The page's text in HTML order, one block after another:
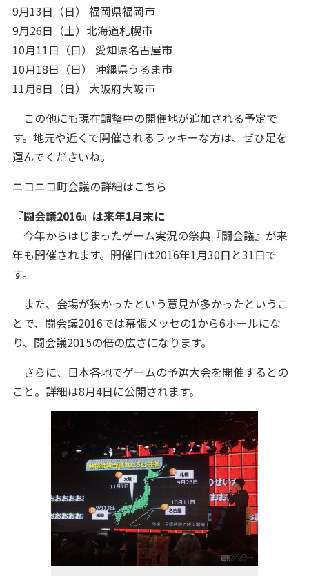
9月13日（日） 福岡県福岡市
9月26日（土）北海道札幌市
10月11日（日） 愛知県名古屋市
10月18日（日） 沖縄県うるま市
11月8日（日） 大阪府大阪市
この他にも現在調整中の開催地が追加される予定で
す。地元や近くで開催されるラッキーな方は、ぜひ足を
運んでくださいね。
ニコニコ町会議の詳細はこちら
『闘会議2016』は来年1月末に
今年からはじまったゲーム実況の祭典『闘会議』が来
年も開催されます。開催日は2016年1月30日と31日で
す。
また、会場が狭かったという意見が多かったというこ
とで、闘会議2016では幕張メッセの1から6ホールにな
り、闘会議2015の倍の広さになります。
さらに、日本各地でゲームの予選大会を開催するとの
こと。詳細は8月4日に公開されます。